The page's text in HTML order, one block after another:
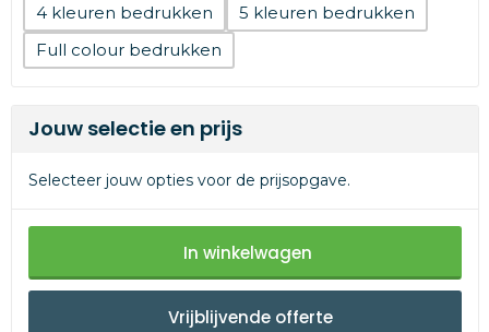
4
5
Full colour
Jouw selectie en prijs
Selecteer jouw opties voor de prijsopgave.
In winkelwagen
Vrijblijvende offerte